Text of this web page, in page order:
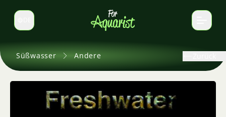
Sprache wechseln
Süßwasser Andere